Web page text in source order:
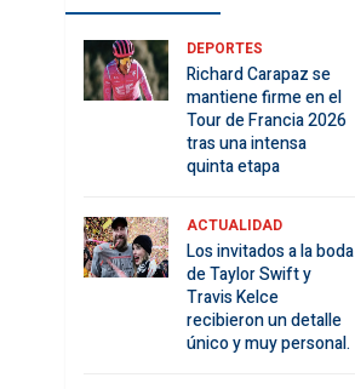
DEPORTES
Richard Carapaz se
mantiene firme en el
Tour de Francia 2026
tras una intensa
quinta etapa
ACTUALIDAD
Los invitados a la boda
de Taylor Swift y
Travis Kelce
recibieron un detalle
único y muy personal.